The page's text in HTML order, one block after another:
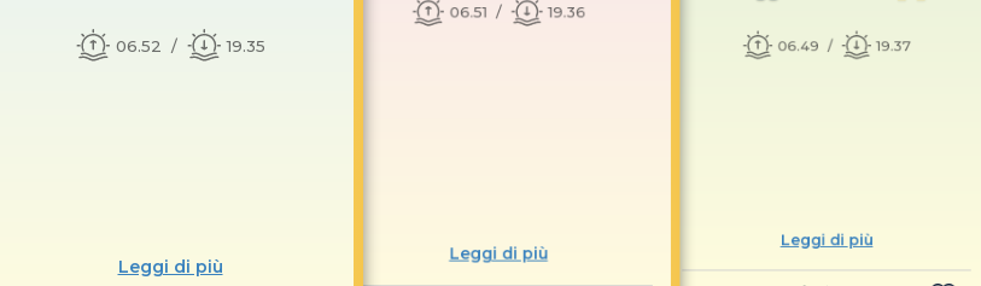
06.52 19.35
Leggi di più
06.51 19.36
Leggi di più
06.49 19.37
Leggi di più